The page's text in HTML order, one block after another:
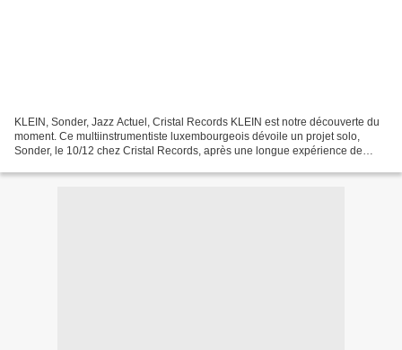
KLEIN, Sonder, Jazz Actuel, Cristal Records KLEIN est notre découverte du
moment. Ce multiinstrumentiste luxembourgeois dévoile un projet solo,
Sonder, le 10/12 chez Cristal Records, après une longue expérience de